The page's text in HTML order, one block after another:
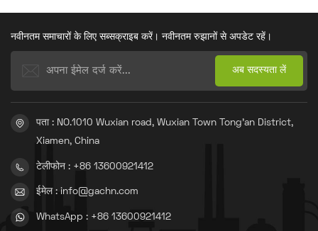
नवीनतम समाचारों के लिए सब्सक्राइब करें। नवीनतम रुझानों से अपडेट रहें।
पता : NO.1010 Wuxian road, Wuxian Town Tong'an District,
Xiamen, China
टेलीफोन : +86 13600921412
ईमेल : info@gachn.com
WhatsApp : +86 13600921412